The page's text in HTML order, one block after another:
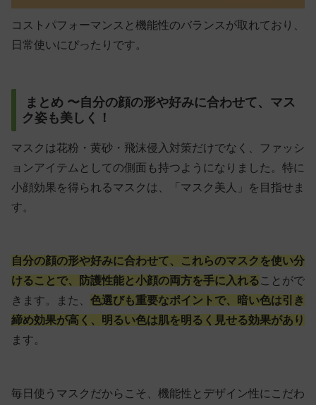
コストパフォーマンスと機能性のバランスが取れており、
日常使いにぴったりです。
まとめ 〜自分の顔の形や好みに合わせて、マス
ク姿も美しく！
マスクは花粉・黄砂・飛沫侵入対策だけでなく、ファッシ
ョンアイテムとしての側面も持つようになりました。特に
小顔効果を得られるマスクは、「マスク美人」を目指せま
す。
自分の顔の形や好みに合わせて、これらのマスクを使い分
けることで、防護性能と小顔の両方を手に入れることがで
きます。また、 色選びも重要なポイントで、
暗い色は引き
締め効果が高く 、 明るい色は肌を明るく見せる効果があり
ます。
毎日使うマスクだからこそ、機能性とデザイン性にこだわ